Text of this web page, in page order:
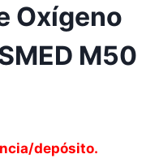
Oxígeno
M50
depósito.